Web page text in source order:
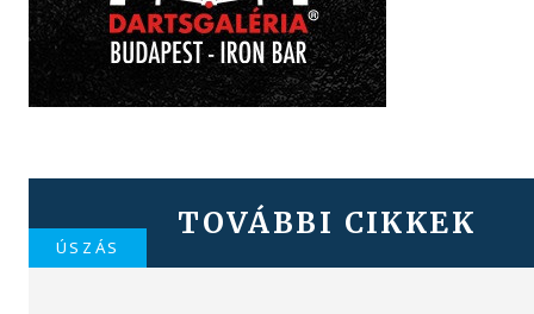
TOVÁBBI CIKKEK
ÚSZÁS